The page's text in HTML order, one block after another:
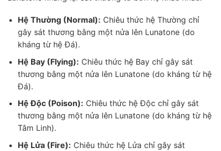
Hệ Thường (Normal): Chiêu thức hệ Thường chỉ
gây sát thương bằng một nửa lên Lunatone (do
kháng từ hệ Đá).
Hệ Bay (Flying): Chiêu thức hệ Bay chỉ gây sát
thương bằng một nửa lên Lunatone (do kháng từ hệ
Đá).
Hệ Độc (Poison): Chiêu thức hệ Độc chỉ gây sát
thương bằng một nửa lên Lunatone (do kháng từ hệ
Tâm Linh).
Hệ Lửa (Fire): Chiêu thức hệ Lửa chỉ gây sát